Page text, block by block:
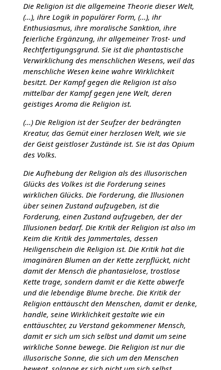
Die Religion ist die allgemeine Theorie dieser Welt,
(...), ihre Logik in populärer Form, (...), ihr
Enthusiasmus, ihre moralische Sanktion, ihre
feierliche Ergänzung, ihr allgemeiner Trost- und
Rechtfertigungsgrund. Sie ist die phantastische
Verwirklichung des menschlichen Wesens, weil das
menschliche Wesen keine wahre Wirklichkeit
besitzt. Der Kampf gegen die Religion ist also
mittelbar der Kampf gegen jene Welt, deren
geistiges Aroma die Religion ist.
(...) Die Religion ist der Seufzer der bedrängten
Kreatur, das Gemüt einer herzlosen Welt, wie sie
der Geist geistloser Zustände ist. Sie ist das Opium
des Volks.
Die Aufhebung der Religion als des illusorischen
Glücks des Volkes ist die Forderung seines
wirklichen Glücks. Die Forderung, die Illusionen
über seinen Zustand aufzugeben, ist die
Forderung, einen Zustand aufzugeben, der der
Illusionen bedarf. Die Kritik der Religion ist also im
Keim die Kritik des Jammertales, dessen
Heiligenschein die Religion ist. Die Kritik hat die
imaginären Blumen an der Kette zerpflückt, nicht
damit der Mensch die phantasielose, trostlose
Kette trage, sondern damit er die Kette abwerfe
und die lebendige Blume breche. Die Kritik der
Religion enttäuscht den Menschen, damit er denke,
handle, seine Wirklichkeit gestalte wie ein
enttäuschter, zu Verstand gekommener Mensch,
damit er sich um sich selbst und damit um seine
wirkliche Sonne bewege. Die Religion ist nur die
illusorische Sonne, die sich um den Menschen